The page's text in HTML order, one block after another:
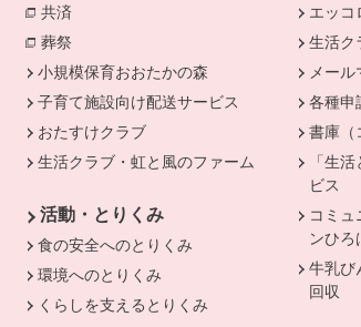
共済
葬祭
小規模保育おおたかの森
子育て施設向け配送サービス
おたすけクラブ
生活クラブ・虹と風のファーム
活動・とりくみ
食の安全へのとりくみ
環境へのとりくみ
くらしを支えるとりくみ
エッコ
生活ク
メー
各種申
書庫（
「生
ビス
コミュ
ンひろ
牛乳び
回収